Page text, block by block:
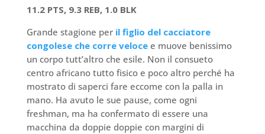
11.2 PTS, 9.3 REB, 1.0 BLK
Grande stagione per il figlio del cacciatore
congolese che corre velocee muove benissimo
un corpo tutt’altro che esile. Non il consueto
centro africano tutto fisico e poco altro perché ha
mostrato di saperci fare eccome con la palla in
mano. Ha avuto le sue pause, come ogni
freshman, ma ha confermato di essere una
macchina da doppie doppie con margini di